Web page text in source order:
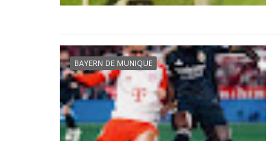
BAYERN DE MUNIQUE